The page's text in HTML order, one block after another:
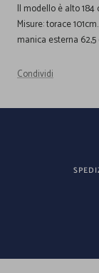
Il modello è alto 184
Misure: torace
manica esterna
Condividi